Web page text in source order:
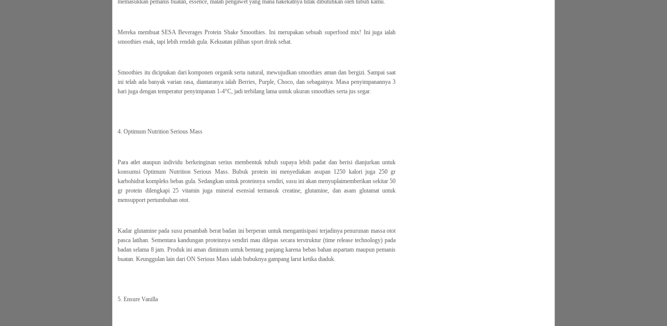
memasukkan pemanis buatan, essence, malah pengawet yang mana hakekatnya tidak dibutuhkan oleh tubuh kamu.
Mereka membuat SESA Beverages Protein Shake Smoothies. Ini merupakan sebuah superfood mix! Ini juga ialah
smoothies enak, tapi lebih rendah gula. Kekuatan pilihan sport drink sehat.
Smoothies itu diciptakan dari komponen organik serta natural, mewujudkan smoothies aman dan bergizi. Sampai saat
ini telah ada banyak varian rasa, diantaranya ialah Berries, Purple, Choco, dan sebagainya. Masa penyimpanannya 3
hari juga dengan temperatur penyimpanan 1-4°C, jadi terbilang lama untuk ukuran smoothies serta jus segar.
4. Optimum Nutrition Serious Mass
Para atlet ataupun individu berkeinginan serius membentuk tubuh supaya lebih padat dan berisi dianjurkan untuk
konsumsi Optimum Nutrition Serious Mass. Bubuk protein ini menyediakan asupan 1250 kalori juga 250 gr
karbohidrat kompleks bebas gula. Sedangkan untuk proteinnya sendiri, susu ini akan menyuplaimemberikan sekitar 50
gr protein dilengkapi 25 vitamin juga mineral esensial termasuk creatine, glutamine, dan asam glutamat untuk
mensupport pertumbuhan otot.
Kadar glutamine pada susu penambah berat badan ini berperan untuk mengantisipasi terjadinya penurunan massa otot
pasca latihan. Sementara kandungan proteinnya sendiri mau dilepas secara terstruktur (time release technology) pada
badan selama 8 jam. Produk ini aman diminum untuk bentang panjang karena bebas bahan aspartam maupun pemanis
buatan. Keunggulan lain dari ON Serious Mass ialah bubuknya gampang larut ketika diaduk.
5. Ensure Vanilla